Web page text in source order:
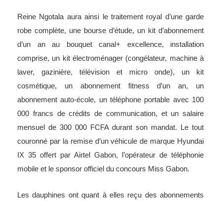
Reine Ngotala aura ainsi le traitement royal d’une garde
robe complète, une bourse d’étude, un kit d’abonnement
d’un an au bouquet canal+ excellence, installation
comprise, un kit électroménager (congélateur, machine à
laver, gazinière, télévision et micro onde), un kit
cosmétique, un abonnement fitness d’un an, un
abonnement auto-école, un téléphone portable avec 100
000 francs de crédits de communication, et un salaire
mensuel de 300 000 FCFA durant son mandat. Le tout
couronné par la remise d’un véhicule de marque Hyundai
IX 35 offert par Airtel Gabon, l’opérateur de téléphonie
mobile et le sponsor officiel du concours Miss Gabon.
Les dauphines ont quant à elles reçu des abonnements